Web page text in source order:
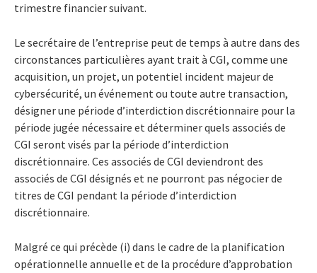
trimestre financier suivant.
Le secrétaire de l’entreprise peut de temps à autre dans des
circonstances particulières ayant trait à CGI, comme une
acquisition, un projet, un potentiel incident majeur de
cybersécurité, un événement ou toute autre transaction,
désigner une période d’interdiction discrétionnaire pour la
période jugée nécessaire et déterminer quels associés de
CGI seront visés par la période d’interdiction
discrétionnaire. Ces associés de CGI deviendront des
associés de CGI désignés et ne pourront pas négocier de
titres de CGI pendant la période d’interdiction
discrétionnaire.
Malgré ce qui précède (i) dans le cadre de la planification
opérationnelle annuelle et de la procédure d’approbation